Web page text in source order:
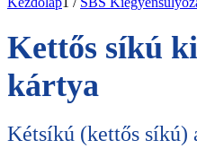
Kettős síkú
kártya
Kétsíkú (kettős síkú)